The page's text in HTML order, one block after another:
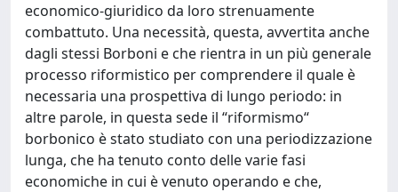
economico-giuridico da loro strenuamente
combattuto. Una necessità, questa, avvertita anche
dagli stessi Borboni e che rientra in un più generale
processo riformistico per comprendere il quale è
necessaria una prospettiva di lungo periodo: in
altre parole, in questa sede il “riformismo“
borbonico è stato studiato con una periodizzazione
lunga, che ha tenuto conto delle varie fasi
economiche in cui è venuto operando e che,